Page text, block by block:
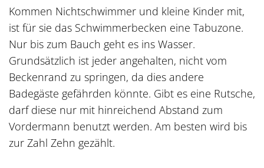
Kommen Nichtschwimmer und kleine Kinder mit,
ist für sie das Schwimmerbecken eine Tabuzone.
Nur bis zum Bauch geht es ins Wasser.
Grundsätzlich ist jeder angehalten, nicht vom
Beckenrand zu springen, da dies andere
Badegäste gefährden könnte. Gibt es eine Rutsche,
darf diese nur mit hinreichend Abstand zum
Vordermann benutzt werden. Am besten wird bis
zur Zahl Zehn gezählt.